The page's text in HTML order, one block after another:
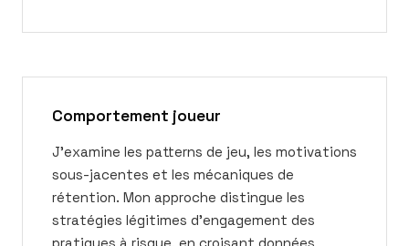
Comportement joueur
J'examine les patterns de jeu, les motivations
sous-jacentes et les mécaniques de
rétention. Mon approche distingue les
stratégies légitimes d'engagement des